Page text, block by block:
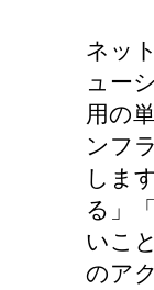
ネッ
ュー
用の
ンフ
しま
る」
いこ
のア